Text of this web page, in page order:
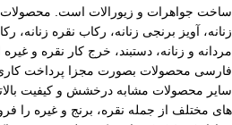
ساخت جواهرات و زیورالات است. محصولات
زنانه، آویز برنجی زنانه، رکاب نقره زنانه،
مردانه و زنانه، دستبند، خرج کار نقره و
فارسی محصولات بصورت مجزا پرداخت
سایر محصولات مشابه درخشش و کیفیت
های مختلف از جمله نقره، برنج و غیره را